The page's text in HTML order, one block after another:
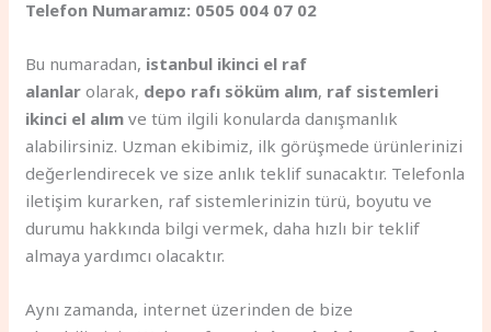
Telefon Numaramız: 0505 004 07 02
Bu numaradan, istanbul ikinci el raf
alanlar olarak, depo rafı söküm alım, raf sistemleri
ikinci el alım ve tüm ilgili konularda danışmanlık
alabilirsiniz. Uzman ekibimiz, ilk görüşmede ürünlerinizi
değerlendirecek ve size anlık teklif sunacaktır. Telefonla
iletişim kurarken, raf sistemlerinizin türü, boyutu ve
durumu hakkında bilgi vermek, daha hızlı bir teklif
almaya yardımcı olacaktır.
Aynı zamanda, internet üzerinden de bize